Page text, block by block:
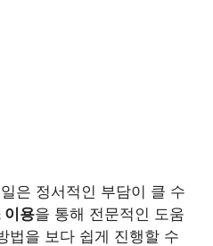
은 정서적인 부담이 클 수
이용을 통해 전문적인 도움
법을 보다 쉽게 진행할 수